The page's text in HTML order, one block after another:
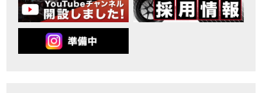
MOVIE 【ホンダドリーム新春初売り特別企画】のご紹介！！
MOVIE こんなことある？！CB1000Fでツーリングイベントに参戦したのだが・・
【新車】CB1000Fで11時間ツーリングした素直なレビュー【モトブログ】Honda CB
MOVIE 【事故寸前】200kmレッカー、そしてさらなる原因が判明し、修理代が膨れ上がった結果